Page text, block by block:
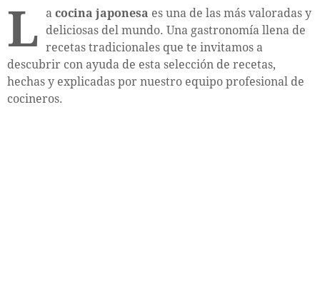
L a cocina japonesa es una de las más valoradas y
deliciosas del mundo. Una gastronomía llena de
recetas tradicionales que te invitamos a
descubrir con ayuda de esta selección de recetas,
hechas y explicadas por nuestro equipo profesional de
cocineros.